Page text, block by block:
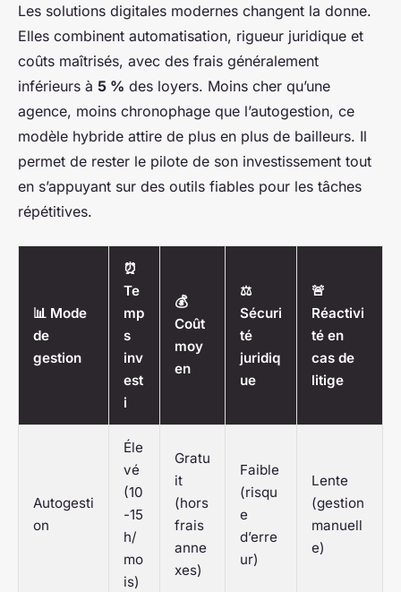
Les solutions digitales modernes changent la donne.
Elles combinent automatisation, rigueur juridique et
coûts maîtrisés, avec des frais généralement
inférieurs à 5 % des loyers. Moins cher qu’une
agence, moins chronophage que l’autogestion, ce
modèle hybride attire de plus en plus de bailleurs. Il
permet de rester le pilote de son investissement tout
en s’appuyant sur des outils fiables pour les tâches
répétitives.
📊 Mode
de
gestion
⏰
Te
mp
s
inv
est
i
💰
Coût
moy
en
⚖️
Sécuri
té
juridiq
ue
🚨
Réactivi
té en
cas de
litige
Autogesti
on
Éle
vé
(10
-15
h/
mo
is)
Gratu
it
(hors
frais
anne
xes)
Faible
(risqu
e
d’erre
ur)
Lente
(gestion
manuell
e)